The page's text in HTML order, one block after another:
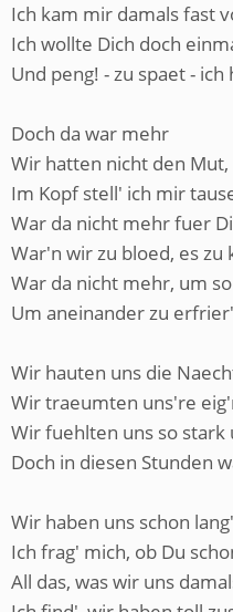
Ich kam mir damals fast
Ich wollte Dich doch
Und peng! - zu spaet -
Doch da war mehr
Wir hatten nicht den Mut,
Im Kopf stell' ich mir
War da nicht mehr fuer
War'n wir zu bloed, es zu
War da nicht mehr, um
Um aneinander zu
Wir hauten uns die
Wir traeumten uns're
Wir fuehlten uns so
Doch in diesen Stunden
Wir haben uns schon
Ich frag' mich, ob Du
All das, was wir uns